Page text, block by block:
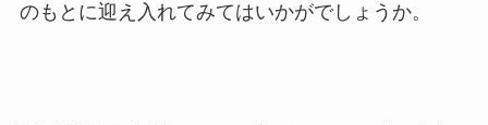
のもとに迎え入れてみてはいかがでしょうか。